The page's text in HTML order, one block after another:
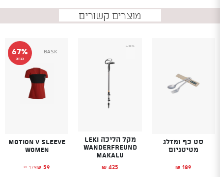
מוצרים קשורים
סט כף ומזלג
מטיטניום
₪ 189
מקל הליכה LEKI
WANDERFREUND
MAKALU
₪ 425
67%
הנחה
Bask
Motion V Sleeve
Women
₪ 179
המחיר המקורי₪ 59 המחיר הנוכחי